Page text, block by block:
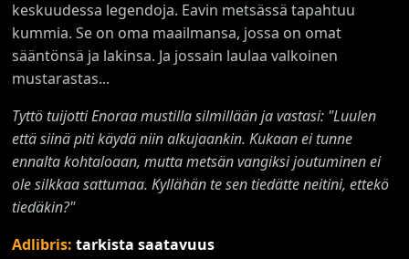
keskuudessa legendoja. Eavin metsässä tapahtuu
kummia. Se on oma maailmansa, jossa on omat
sääntönsä ja lakinsa. Ja jossain laulaa valkoinen
mustarastas...
Tyttö tuijotti Enoraa mustilla silmillään ja vastasi: "Luulen
että siinä piti käydä niin alkujaankin. Kukaan ei tunne
ennalta kohtaloaan, mutta metsän vangiksi joutuminen ei
ole silkkaa sattumaa. Kyllähän te sen tiedätte neitini, ettekö
tiedäkin?"
Adlibris:tarkista saatavuus